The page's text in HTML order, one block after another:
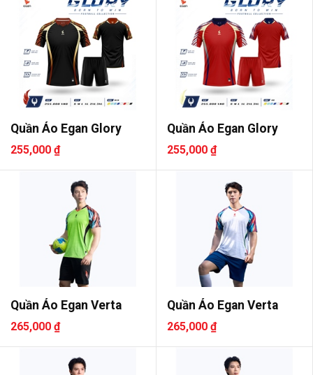
Quần Áo Egan Glory
255,000 ₫
Quần Áo Egan Glory
255,000 ₫
Quần Áo Egan Verta
265,000 ₫
Quần Áo Egan Verta
265,000 ₫